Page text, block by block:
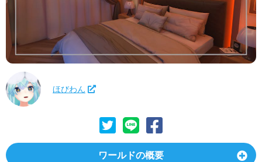
ほびわん
ワールドの概要